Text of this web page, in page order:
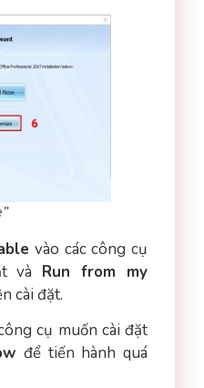
vào các công cụ
và Run from my
cài đặt.
cụ muốn cài đặt
để tiến hành quá